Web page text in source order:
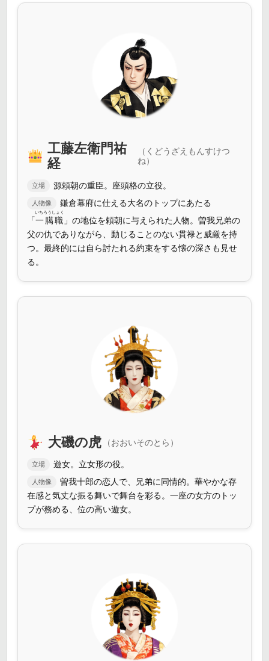
工藤左衛門祐
経
（くどうざえもんすけつ
ね）
立場 源頼朝の重臣。座頭格の立役。
人物像
鎌倉幕府に仕える大名のトップにあたる
「一臈職
いちろうしょく
」の地位を頼朝に与えられた人物。曽我兄弟の
父の仇でありながら、動じることのない貫禄と威厳を持
つ。最終的には自ら討たれる約束をする懐の深さも見せ
る。
大磯の虎 （おおいそのとら）
立場 遊女。立女形の役。
人物像
曽我十郎の恋人で、兄弟に同情的。華やかな存
在感と気丈な振る舞いで舞台を彩る。一座の女方のトッ
プが務める、位の高い遊女。